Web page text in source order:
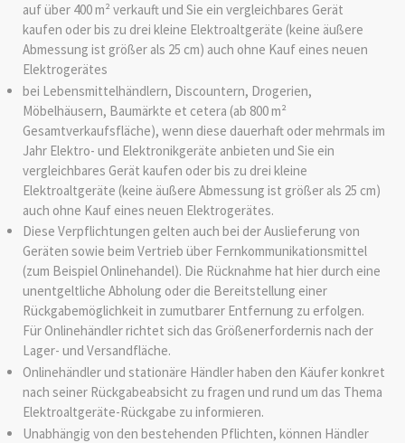
auf über 400 m² verkauft und Sie ein vergleichbares Gerät
kaufen oder bis zu drei kleine Elektroaltgeräte (keine äußere
Abmessung ist größer als 25 cm) auch ohne Kauf eines neuen
Elektrogerätes
bei Lebensmittelhändlern, Discountern, Drogerien,
Möbelhäusern, Baumärkte et cetera (ab 800 m²
Gesamtverkaufsfläche), wenn diese dauerhaft oder mehrmals im
Jahr Elektro- und Elektronikgeräte anbieten und Sie ein
vergleichbares Gerät kaufen oder bis zu drei kleine
Elektroaltgeräte (keine äußere Abmessung ist größer als 25 cm)
auch ohne Kauf eines neuen Elektrogerätes.
Diese Verpflichtungen gelten auch bei der Auslieferung von
Geräten sowie beim Vertrieb über Fernkommunikationsmittel
(zum Beispiel Onlinehandel). Die Rücknahme hat hier durch eine
unentgeltliche Abholung oder die Bereitstellung einer
Rückgabemöglichkeit in zumutbarer Entfernung zu erfolgen.
Für Onlinehändler richtet sich das Größenerfordernis nach der
Lager- und Versandfläche.
Onlinehändler und stationäre Händler haben den Käufer konkret
nach seiner Rückgabeabsicht zu fragen und rund um das Thema
Elektroaltgeräte-Rückgabe zu informieren.
Unabhängig von den bestehenden Pflichten, können Händler